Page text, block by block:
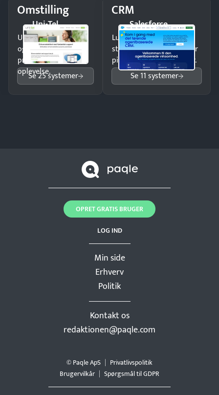
Omstilling
Uni-Tel
Undgå tabte opkald
og giv kunderne en
professionel
oplevelse.
Se 25 systemer
CRM
Salesforce
Luk flere salg med et
struktureret overblik over
pipeline og opfølgninger.
Se 11 systemer
Min side
Erhverv
Politik
Kontakt os
redaktionen@paqle.com
LOG IND
OPRET GRATIS BRUGER
© Paqle ApS
Privatlivspolitik
Brugervilkår
Spørgsmål til GDPR